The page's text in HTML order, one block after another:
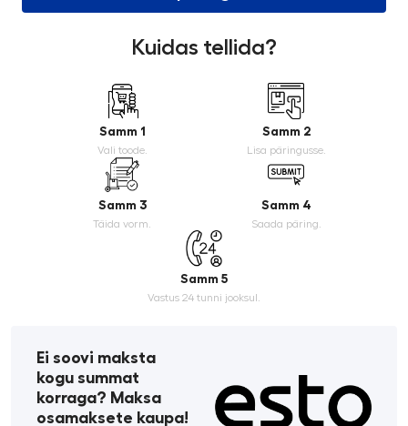
Kuidas tellida?
Samm 1
Vali toode.
Samm 2
Lisa päringusse.
Samm 3
Täida vorm.
Samm 4
Saada päring.
Samm 5
Vastus 24 tunni jooksul.
Ei soovi maksta
kogu summat
korraga? Maksa
osamaksete kaupa!